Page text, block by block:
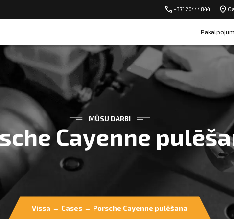
+371 20444844
MŪSU DARBI
Cayenne
Vissa → Cases → Porsche Cayenne pulēšana